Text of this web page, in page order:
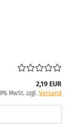
2,19 EUR
MwSt. zzgl. Versand